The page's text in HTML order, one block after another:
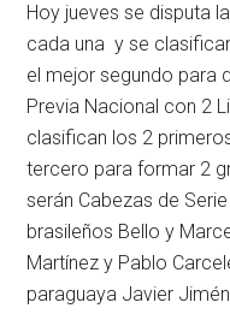
Hoy jueves se disputa
cada una y se
el mejor segundo para
Previa Nacional con 2
clasifican los 2
tercero para formar 2
serán Cabezas de
brasileños Bello y
Martínez y Pablo
paraguaya Javier